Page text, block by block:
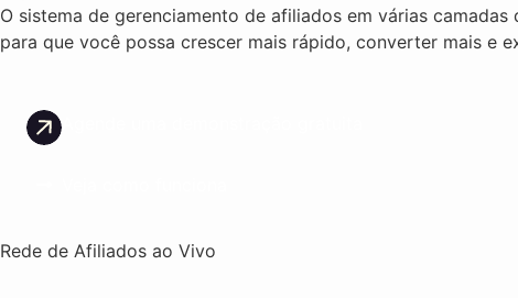
O sistema de gerenciamento de afiliados em várias
para que você possa crescer mais rápido, converter mais e
Rede de Afiliados ao Vivo